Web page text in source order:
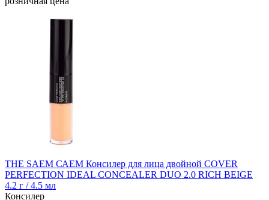
THE SAEM САЕМ Консилер для лица двойной COVER
PERFECTION IDEAL CONCEALER DUO 2.0 RICH BEIGE
4.2 г / 4.5 мл
Консилер